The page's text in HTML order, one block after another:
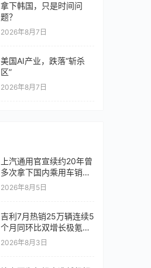
拿下韩国，只是时间问
题？
2026年8月7日
美国AI产业，跌落“斩杀
区”
2026年8月7日
上汽通用官宣续约20年曾
多次拿下国内乘用车销冠
竞争激烈，上汽通用有信
2026年8月5日
吉利7月热销25万辆连续5
个月同环比双增长极氪销
量同比翻倍，出口再破10
2026年8月3日